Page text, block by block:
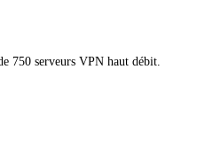
750 serveurs VPN haut débit.